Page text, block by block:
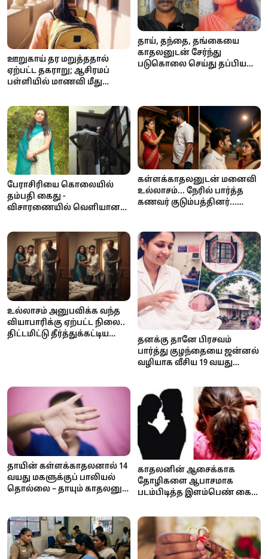
ஊறுகாய் தர மறுத்ததால்
ஏற்பட்ட தகராறு; ஆசிரமப்
பள்ளியில் மாணவி மீது
தாய், தந்தை, தங்கையை
காதலனுடன் சேர்ந்து
படுகொலை செய்து தப்பிய
பேராசிரியை கொலையில்
தம்பதி கைது -
விசாரணையில் வெளியான
கள்ளக்காதலனுடன் மனைவி
உல்லாசம்... நேரில் பார்த்த
கணவர் குடும்பத்தினர்...
உல்லாசம் அனுபவிக்க வந்த
வியாபாரிக்கு ஏற்பட்ட நிலை..
திட்டமிட்டு தீர்த்துக்கட்டிய
தனக்கு தானே பிரசவம்
பார்த்து குழந்தையை ஜன்னல்
வழியாக வீசிய 19 வயது
தாயின் கள்ளக்காதலனால் 14
வயது மகளுக்குப் பாலியல்
தொல்லை – தாயும் காதலனும்
காதலனின் ஆசைக்காக
தோழிகளை ஆபாசமாக
படம்பிடித்த இளம்பெண் கைது